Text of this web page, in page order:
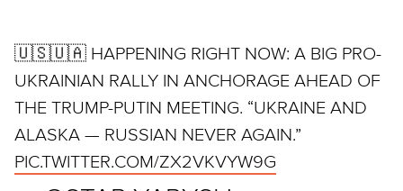
🇺🇸🇺🇦 HAPPENING RIGHT NOW: A BIG PRO-
UKRAINIAN RALLY IN ANCHORAGE AHEAD OF
THE TRUMP-PUTIN MEETING. “UKRAINE AND
ALASKA — RUSSIAN NEVER AGAIN.”
PIC.TWITTER.COM/ZX2VKVYW9G